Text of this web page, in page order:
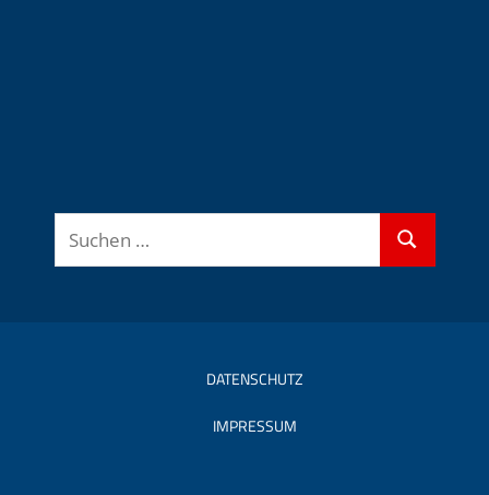
Suchen
nach:
Suchen
DATENSCHUTZ
IMPRESSUM